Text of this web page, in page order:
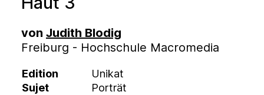
von Judith Blodig
Freiburg - Hochschule Macromedia
Edition
Unikat
Sujet
Porträt